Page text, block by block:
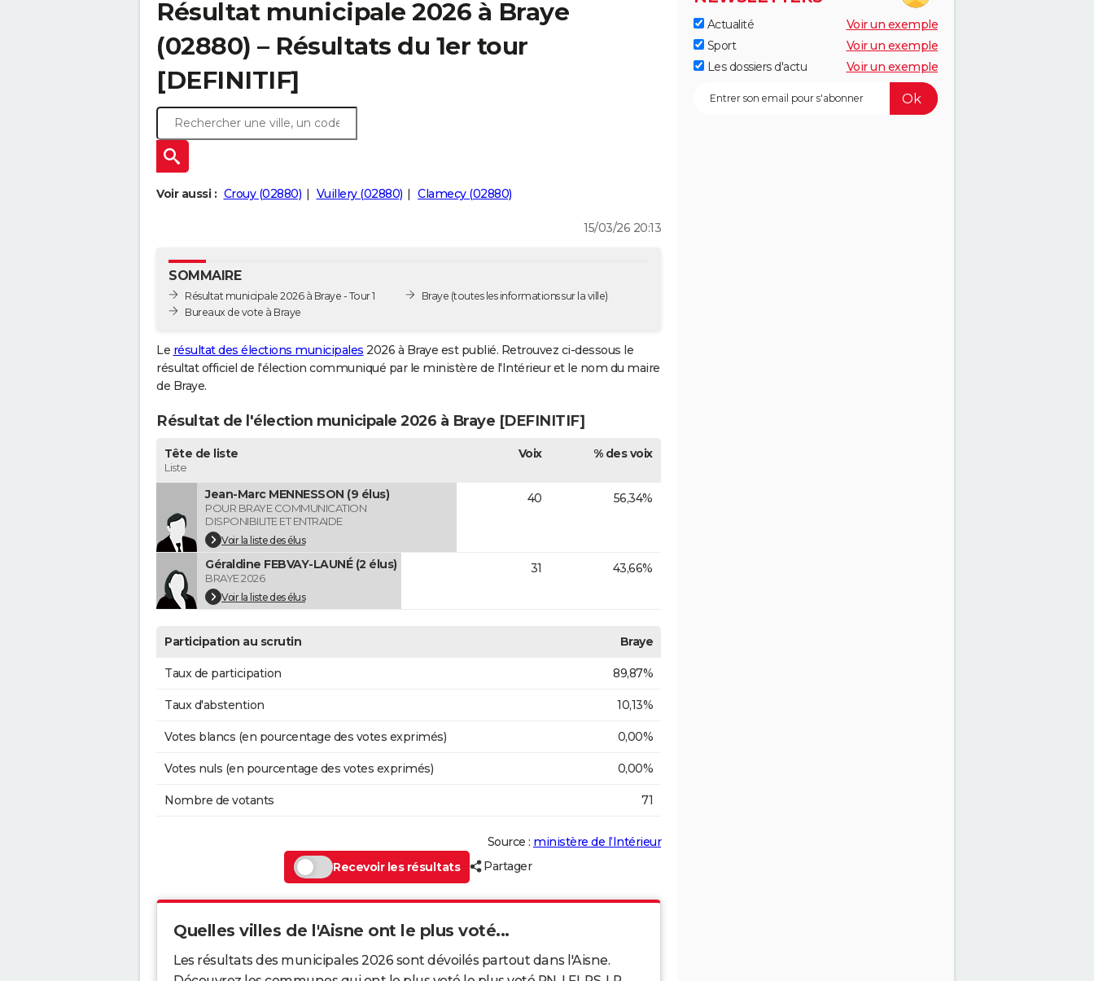
Résultat municipale 2026 à Braye
(02880) – Résultats du 1er tour
[DEFINITIF]
Voir aussi : Crouy (02880) Vuillery (02880) Clamecy (02880)
15/03/26 20:13
SOMMAIRE
Résultat municipale 2026 à Braye - Tour 1
Bureaux de vote à Braye
Braye (toutes les informations sur la ville)
Le résultat des élections municipales 2026 à Braye est publié. Retrouvez ci-dessous le
résultat officiel de l'élection communiqué par le ministère de l'Intérieur et le nom du maire
de Braye.
Résultat de l'élection municipale 2026 à Braye [DEFINITIF]
Tête de liste
Liste
Voix % des voix
Jean-Marc MENNESSON (9 élus)
POUR BRAYE COMMUNICATION
DISPONIBILITE ET ENTRAIDE
Voir la liste des élus
40 56,34%
Géraldine FEBVAY-LAUNÉ (2 élus)
BRAYE 2026
Voir la liste des élus
31 43,66%
Participation au scrutin Braye
Taux de participation 89,87%
Taux d'abstention 10,13%
Votes blancs (en pourcentage des votes exprimés) 0,00%
Votes nuls (en pourcentage des votes exprimés) 0,00%
Nombre de votants 71
Source : ministère de l’Intérieur
Recevoir les résultats
Partager
Quelles villes de l'Aisne ont le plus voté...
Les résultats des municipales 2026 sont dévoilés partout dans l'Aisne.
Actualité
Voir un exemple
Sport
Voir un exemple
Les dossiers d'actu
Voir un exemple